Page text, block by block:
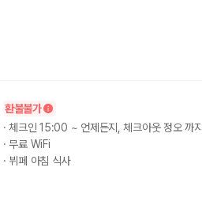
환불불가
·체크인 15:00 ~ 언제든지, 체크아웃 정오 까지
· 무료 WiFi
· 뷔페 아침 식사